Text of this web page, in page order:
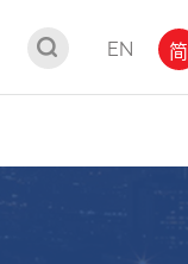
EN 简